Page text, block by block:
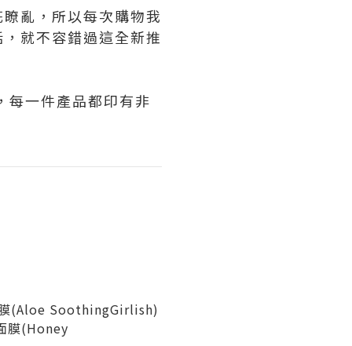
亂，所以每次購物我
就不容錯過這全新推
一件產品都印有非
(Aloe SoothingGirlish)
膜(Honey